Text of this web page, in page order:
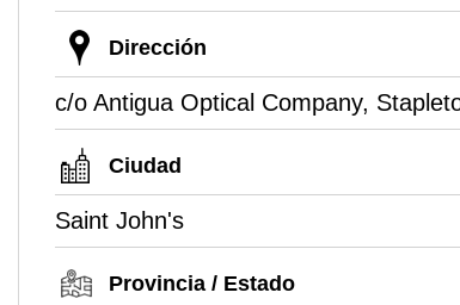
Dirección
c/o Antigua Optical Company,
Ciudad
Saint John's
Provincia / Estado